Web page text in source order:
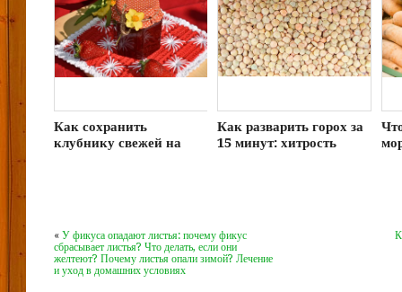
Как сохранить
клубнику свежей на
Как разварить горох за
15 минут: хитрость
« У фикуса опадают листья: почему фикус
сбрасывает листья? Что делать, если они
желтеют? Почему листья опали зимой? Лечение
и уход в домашних условиях